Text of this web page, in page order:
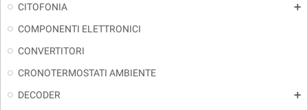
CITOFONIA add
COMPONENTI ELETTRONICI
CONVERTITORI
CRONOTERMOSTATI AMBIENTE
DECODER
add